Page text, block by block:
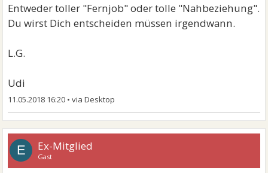
Entweder toller "Fernjob" oder tolle "Nahbeziehung".
Du wirst Dich entscheiden müssen irgendwann.
L.G.
Udi
11.05.2018 16:20 •
E Ex-Mitglied
Gast